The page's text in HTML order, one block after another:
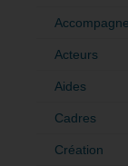
Acteurs
Aides
Cadres
Création